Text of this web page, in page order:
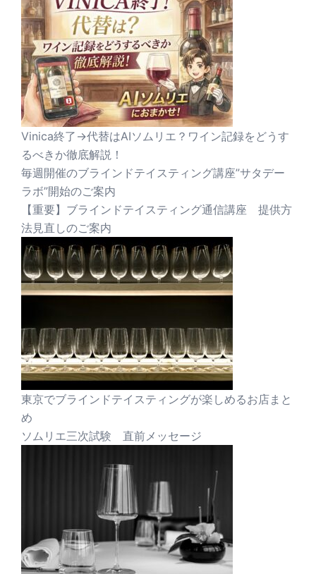
Vinica終了→代替はAIソムリエ？ワイン記録をどうす
るべきか徹底解説！
毎週開催のブラインドテイスティング講座”サタデー
ラボ”開始のご案内
【重要】ブラインドテイスティング通信講座 提供方
法見直しのご案内
東京でブラインドテイスティングが楽しめるお店まと
め
ソムリエ三次試験 直前メッセージ